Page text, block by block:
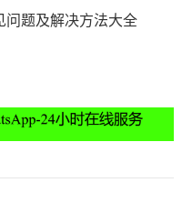
问题及解决方法大全